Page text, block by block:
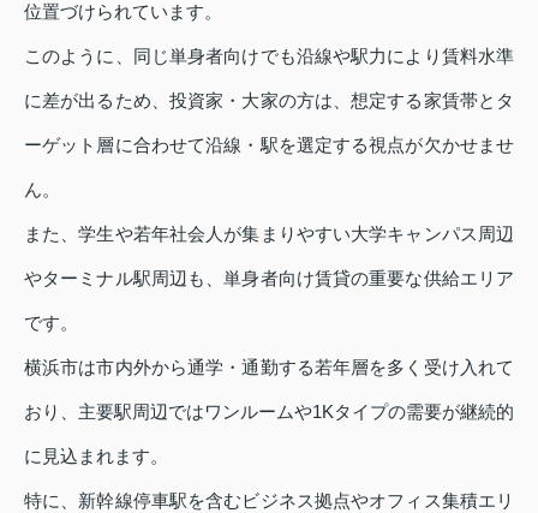
位置づけられています。
このように、同じ単身者向けでも沿線や駅力により賃料水準
に差が出るため、投資家・大家の方は、想定する家賃帯とタ
ーゲット層に合わせて沿線・駅を選定する視点が欠かせませ
ん。
また、学生や若年社会人が集まりやすい大学キャンパス周辺
やターミナル駅周辺も、単身者向け賃貸の重要な供給エリア
です。
横浜市は市内外から通学・通勤する若年層を多く受け入れて
おり、主要駅周辺ではワンルームや1Kタイプの需要が継続的
に見込まれます。
特に、新幹線停車駅を含むビジネス拠点やオフィス集積エリ